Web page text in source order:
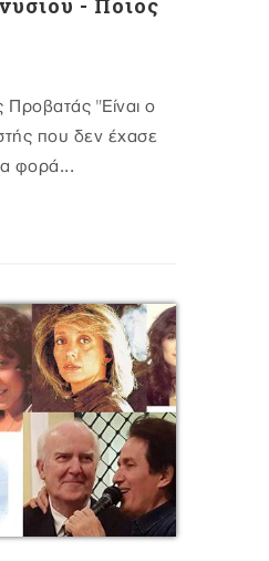
- Ποιος
"Είναι ο
που δεν έχασε
φορά...